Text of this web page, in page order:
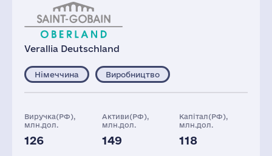
Verallia Deutschland
Німеччина Виробництво
Виручка(РФ),
млн.дол.
126
Активи(РФ),
млн.дол.
149
Капітал(РФ),
млн.дол.
118